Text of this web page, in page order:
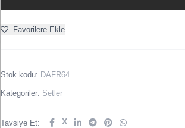
Favorilere Ekle
Stok kodu: DAFR64
Kategoriler: Setler
Tavsiye Et: X